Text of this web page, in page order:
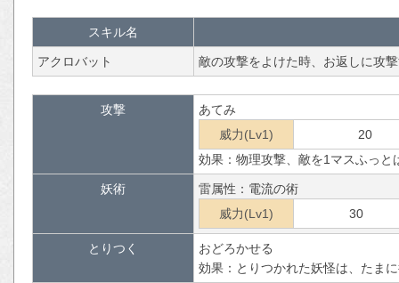
スキル名
アクロバット 敵の攻撃をよけた時、お返しに攻
攻撃
あてみ
威力(Lv1)
20
効果：物理攻撃、敵を1マスふっと
妖術
雷属性：電流の術
威力(Lv1)
30
とりつく
おどろかせる
効果：とりつかれた妖怪は、たま